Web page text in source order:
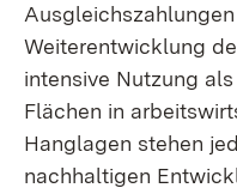
Weiterentwicklung
intensive Nutzung
Flächen in
Hanglagen stehen
nachhaltigen